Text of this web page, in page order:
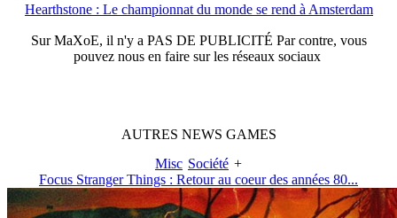
Hearthstone : Le championnat du monde se rend à Amsterdam
SurMaXoE, il n'y a PAS DE PUBLICITÉ Par contre, vous
pouvez nous en faire sur les réseaux sociaux
AUTRES NEWS GAMES
Misc Société +
Focus Stranger Things : Retour au coeur des années 80...